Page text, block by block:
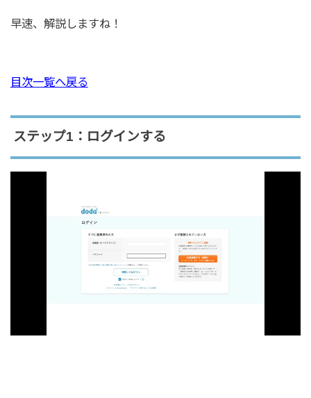
早速、解説しますね！
目次一覧へ戻る
ステップ1：ログインする